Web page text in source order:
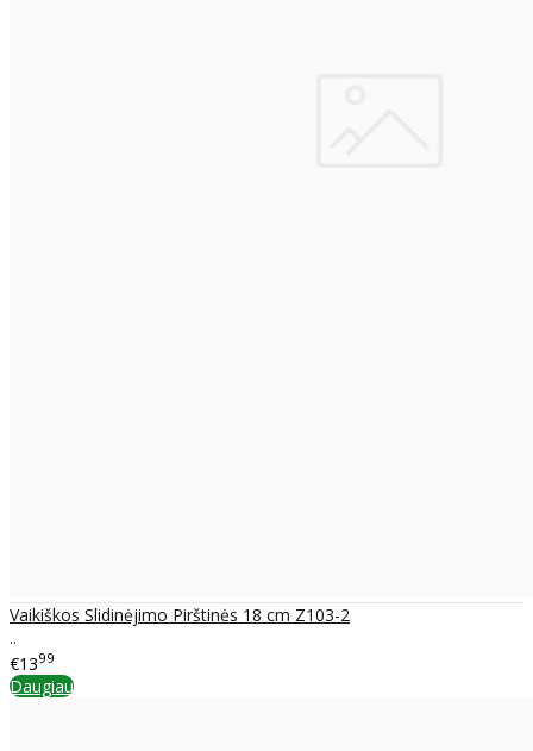
Vaikiškos Slidinėjimo Pirštinės 18 cm Z103-2
..
€1399
Daugiau